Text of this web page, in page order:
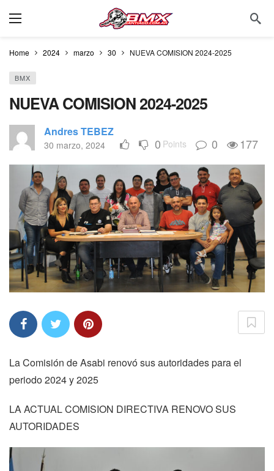
Home 2024 marzo 30 NUEVA COMISION 2024-2025
BMX
NUEVA COMISION 2024-2025
Andres TEBEZ
30 marzo, 2024 0 Points 0 177
La Comisión de Asabi renovó sus autoridades para el
periodo 2024 y 2025
LA ACTUAL COMISION DIRECTIVA RENOVO SUS
AUTORIDADES